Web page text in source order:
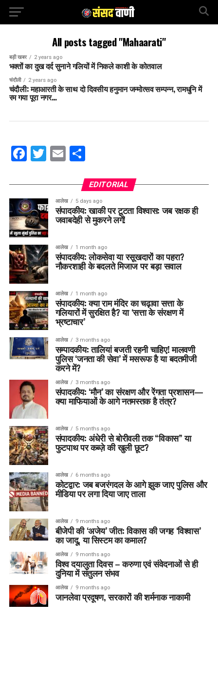
All posts tagged "Mahaarati"
बड़ी खबर 2 years ago
भक्तों का दुख दर्द सुनाने गलियों में निकले काशी के कोतवाल
चंदौली 2 years ago
चंदौली: महाआरती के साथ दो दिवसीय हनुमान जन्मोत्सव सम्पन्न, रामधुनि में
रम गया पूरा नगर…
Facebook
Twitter
EmailShare
EDITORIAL
आलेख 5 days ago
संपादकीय: खाकी पर टूटता विश्वास: जब रक्षक ही
जवाबदेही से मुकरने लगें!
आलेख 1 month ago
संपादकीय: लोकसेवा या रसूखदारों का पहरा?
नौकरशाही के बदलते मिजाज पर बड़ा सवाल
आलेख 1 month ago
संपादकीय: क्या राम मंदिर का चढ़ावा सत्ता के
गलियारों में सुरक्षित है? या ‘सत्ता के संरक्षण में
भ्रष्टाचार’
आलेख 3 months ago
सम्पादकीय: तालियां बजती रहनी चाहिए! मालवणी
पुलिस ‘जनता की सेवा’ में मसरूफ है या बदतमीजी
करने में?
आलेख 3 months ago
संपादकीय: ‘मौन’ का संरक्षण और रेंगता प्रशासन—
क्या माफियाओं के आगे नतमस्तक है तंत्र?
आलेख 5 months ago
संपादकीय: अंधेरी से बोरीवली तक “विकास” या
फुटपाथ पर कब्ज़े की खुली छूट?
आलेख 6 months ago
कोटद्वार: जब बजरंगदल के आगे झुक जाए पुलिस और
मीडिया पर लगा दिया जाए ताला
आलेख 9 months ago
बीजेपी की ‘अजेय’ जीत: विकास की जगह ‘विश्वास’
का जादू, या सिस्टम का कमाल?
आलेख 9 months ago
विश्व दयालुता दिवस – करुणा एवं संवेदनाओं से ही
दुनिया में संतुलन संभव
आलेख 9 months ago
जानलेवा प्रदूषण, सरकारों की शर्मनाक नाकामी